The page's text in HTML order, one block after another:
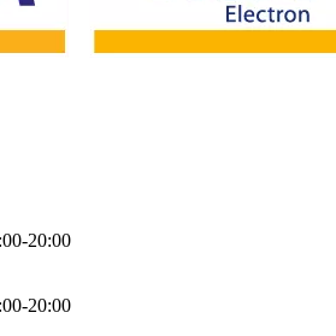
:00-20:00
:00-20:00